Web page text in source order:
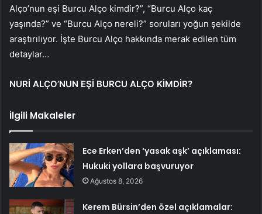
Alço’nun eşi Burcu Alço kimdir?”, “Burcu Alço kaç
yaşında?” ve “Burcu Alço nereli?” soruları yoğun şekilde
araştırılıyor. İşte Burcu Alço hakkında merak edilen tüm
detaylar…
NURİ ALÇO’NUN EŞİ BURCU ALÇO KİMDİR?
İlgili Makaleler
Ece Erken’den ‘yasak aşk’ açıklaması:
Hukuki yollara başvuruyor
Ağustos 8, 2026
Kerem Bürsin’den özel açıklamalar: